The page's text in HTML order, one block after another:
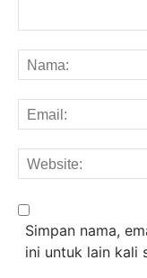
Simpan nama,
ini untuk lain kali